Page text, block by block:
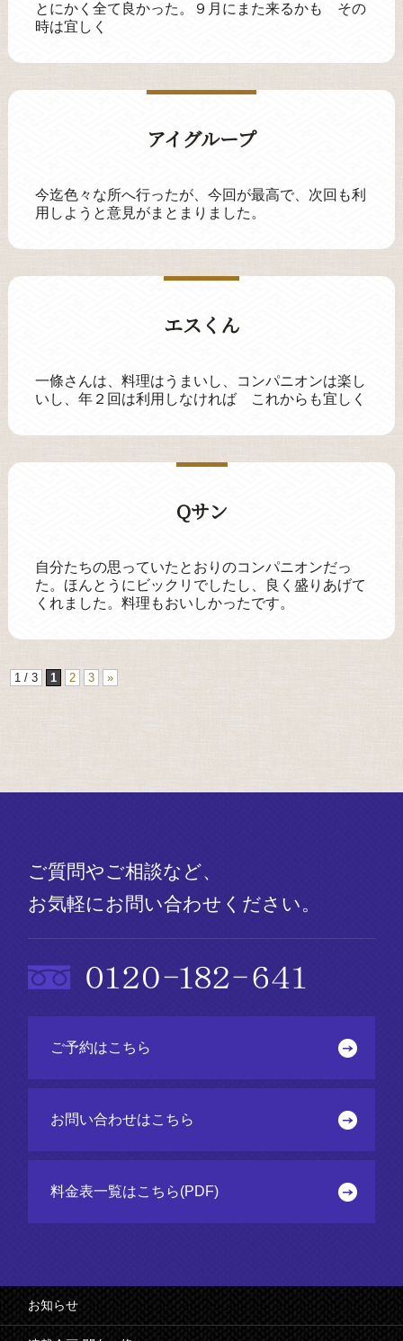
とにかく全て良かった。９月にまた来るかも その
時は宜しく
アイグループ
今迄色々な所へ行ったが、今回が最高で、次回も利
用しようと意見がまとまりました。
エスくん
一條さんは、料理はうまいし、コンパニオンは楽し
いし、年２回は利用しなければ これからも宜しく
Qサン
自分たちの思っていたとおりのコンパニオンだっ
た。ほんとうにビックリでしたし、良く盛りあげて
くれました。料理もおいしかったです。
1 / 3 1 2 3 »
ご質問やご相談など、
お気軽にお問い合わせください。
ご予約はこちら
お問い合わせはこちら
料金表一覧はこちら(PDF)
お知らせ